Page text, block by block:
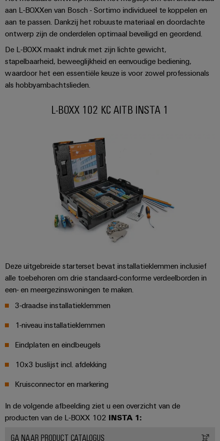
veilige
bedrijfsvoering
met
geïntegreerde
oplossingen
de
procesindustrie
Zonne-
energie
efficiënt
gebruik
hulpbronnen
Scheepsbouw
Uitgebreide
verbindingsoplossingen
Spoorweg
Moderne
en
digitale
oplossingen
klimaatvriendelijke
in
spoorvervoer
Traditionele
De
toekomst
voor
Industriële
beveiliging
Industrieel
serviceplatform
easyConnect
Power
Plant
Controller
Fabrikant
van
apparaten
connectoren
PCB-
connectorservices
Original
Manufacturer
(OEM)
Automatisering
en
software
Besturingen
I/O-
systemen
Industrial
Touchpanels
Engineering-
visualisatietools
Energiemeting
Weidmüller
Toegang
op
afstand
Industrieel
easyConnect
Werkplek
accessoires
Tools
eShop
OCI-
interface
EDI-
interface
BEZOEK
Partner
Evenementen
en
beurzen
Wereldwijde
beurzen
Intersolar
aan L-BOXXen van Bosch - Sortimo individueel te koppelen en
aan te passen. Dankzij het robuuste materiaal en doordachte
ontwerp zijn de onderdelen optimaal beveiligd en geordend.
De L-BOXX maakt indruk met zijn lichte gewicht,
stapelbaarheid, beweeglijkheid en eenvoudige bediening,
waardoor het een essentiële keuze is voor zowel professionals
als hobbyambachtslieden.
L-BOXX 102 KC AITB INSTA 1
Deze uitgebreide starterset bevat installatieklemmen inclusief
alle toebehoren om drie standaard-conforme verdeelborden in
een- en meergezinswoningen te maken.
3-draadse installatieklemmen
1-niveau installatieklemmen
Eindplaten en eindbeugels
10x3 buslijst incl. afdekking
Kruisconnector en markering
In de volgende afbeelding ziet u een overzicht van de
producten van de L-BOXX 102 INSTA 1:
GA NAAR PRODUCT CATALOGUS